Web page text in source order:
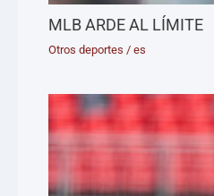
MLB ARDE AL LÍMITE
Otros deportes /es